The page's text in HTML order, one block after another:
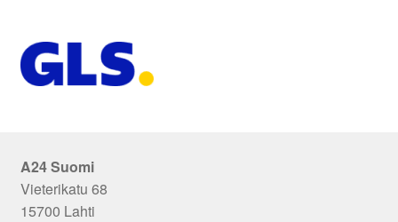
A24 Suomi
Vieterikatu 68
15700 Lahti